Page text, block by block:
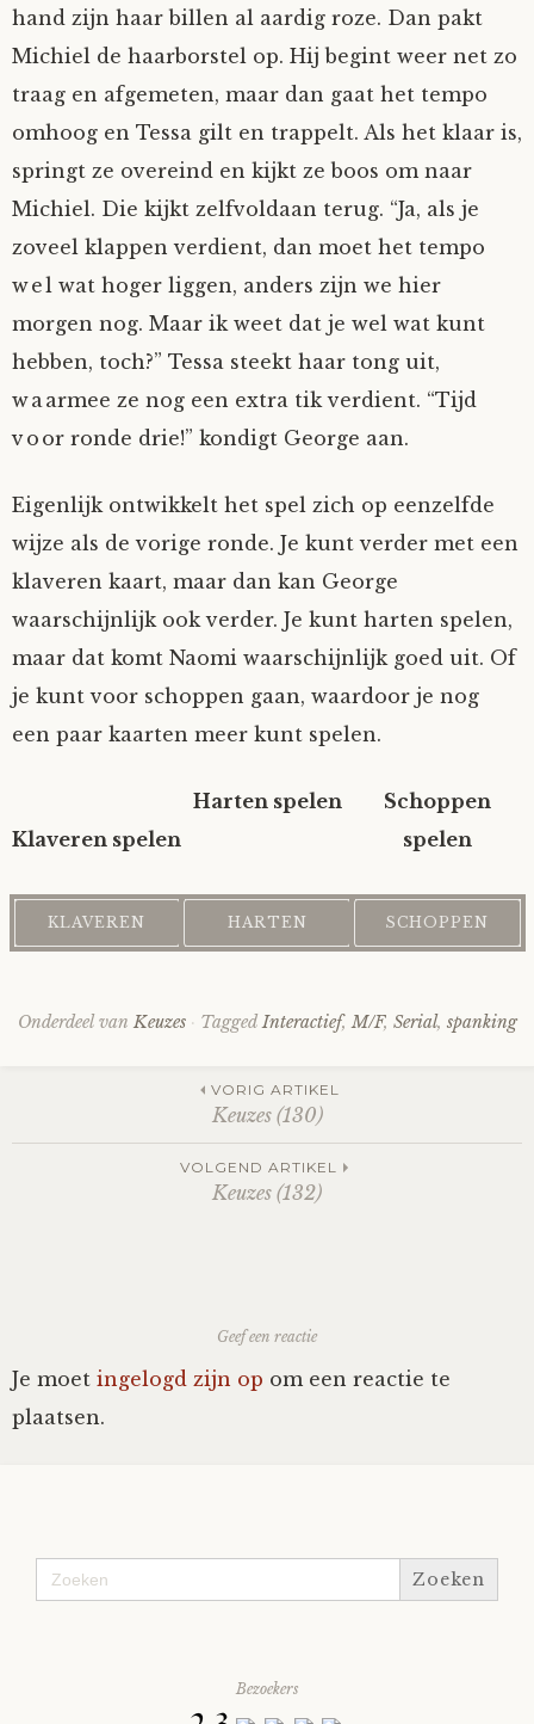
Kersje
Lani
Nyncke
SirTeddy
Spelican
Sunniva
Tim-
Tom Mathys
Vrolijke Dondersteen
Zofianina
hand zijn haar billen al aardig roze. Dan pakt
Michiel de haarborstel op. Hij begint weer net zo
traag en afgemeten, maar dan gaat het tempo
omhoog en Tessa gilt en trappelt. Als het klaar is,
springt ze overeind en kijkt ze boos om naar
Michiel. Die kijkt zelfvoldaan terug. “Ja, als je
zoveel klappen verdient, dan moet het tempo
wel wat hoger liggen, anders zijn we hier
morgen nog. Maar ik weet dat je wel wat kunt
hebben, toch?” Tessa steekt haar tong uit,
waarmee ze nog een extra tik verdient. “Tijd
voor ronde drie!” kondigt George aan.
Eigenlijk ontwikkelt het spel zich op eenzelfde
wijze als de vorige ronde. Je kunt verder met een
klaveren kaart, maar dan kan George
waarschijnlijk ook verder. Je kunt harten spelen,
maar dat komt Naomi waarschijnlijk goed uit. Of
je kunt voor schoppen gaan, waardoor je nog
een paar kaarten meer kunt spelen.
Klaveren spelen
Harten spelen
Schoppen
spelen
Onderdeel van Keuzes Tagged Interactief, M/F, Serial, spanking
navigation
VORIG ARTIKEL
Keuzes (130)
VOLGEND ARTIKEL
Keuzes (132)
Geef een reactie
Je moet ingelogd zijn op om een reactie te
plaatsen.
Zoek
naar:
Bezoekers